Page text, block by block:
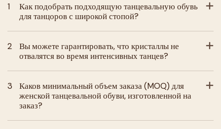
1
Как подобрать подходящую танцевальную обувь
для танцоров с широкой стопой?
2
Вы можете гарантировать, что кристаллы не
отвалятся во время интенсивных танцев?
3
Каков минимальный объем заказа (MOQ) для
женской танцевальной обуви, изготовленной на
заказ?